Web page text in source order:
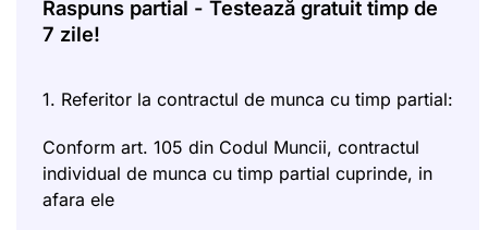
Raspuns partial - Testează gratuit timp de
7 zile!
1. Referitor la contractul de munca cu timp partial:
Conform art. 105 din Codul Muncii, contractul
individual de munca cu timp partial cuprinde, in
afara ele